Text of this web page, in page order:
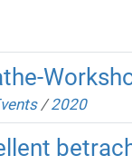
/2020